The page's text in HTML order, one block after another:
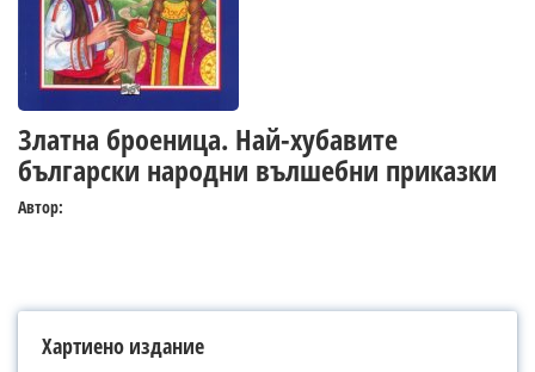
Златна броеница. Най-хубавите
български народни вълшебни приказки
Автор:
Хартиено издание